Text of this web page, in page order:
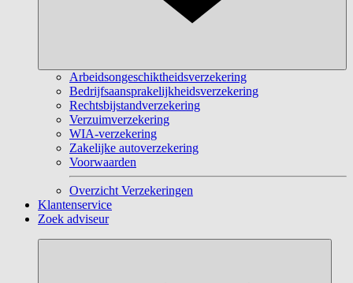
Arbeidsongeschiktheidsverzekering
Bedrijfsaansprakelijkheidsverzekering
Rechtsbijstandverzekering
Verzuimverzekering
WIA-verzekering
Zakelijke autoverzekering
Voorwaarden
Overzicht Verzekeringen
Klantenservice
Zoek adviseur